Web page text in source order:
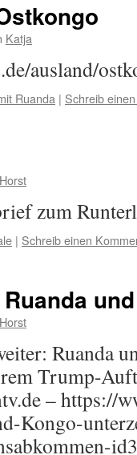
Katja
ausland/
Ruanda | Schreib
Horst
zum
| Schreib einen
Horst
Ruanda
Trump-
– https://
Kongo-